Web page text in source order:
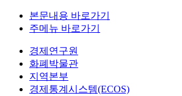
본문내용 바로가기
주메뉴 바로가기
경제연구원
화폐박물관
지역본부
경제통계시스템(ECOS)